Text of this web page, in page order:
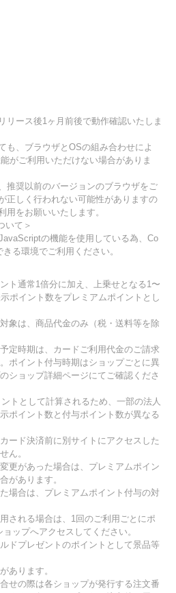
リース後1ヶ月前後で動作確認いたしま
も、ブラウザとOSの組み合わせによ
がご利用いただけない場合がありま
推奨以前のバージョンのブラウザをご
正しく行われない可能性がありますの
用をお願いいたします。
いて＞
の機能を使用している為、Co
る環境でご利用ください。
ト通常1倍分に加え、上乗せとなる1〜
ポイント数をプレミアムポイントとし
象は、商品代金のみ（税・送料等を除
定時期は、カードご利用代金のご請求
ポイント付与時期はショップごとに異
ショップ詳細ページにてご確認くださ
トとして計算されるため、一部の法人
ポイント数と付与ポイント数が異なる
ード決済前に別サイトにアクセスした
ん。
更があった場合は、プレミアムポイン
があります。
場合は、プレミアムポイント付与の対
される場合は、1回のご利用ごとにポ
ップへアクセスしてください。
ドプレゼントのポイントとして景品等
あります。
せの際は各ショップが発行する注文番